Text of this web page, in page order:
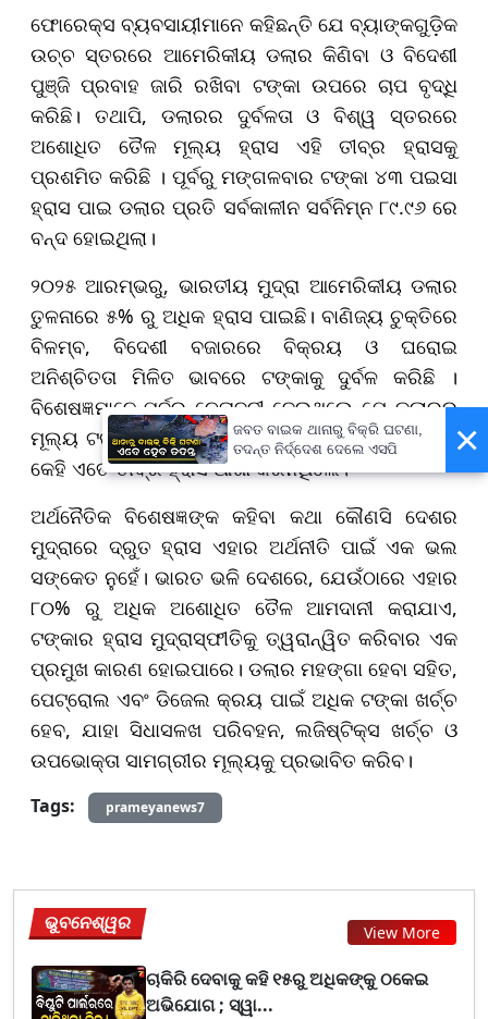
ଫୋରେକ୍ସ ବ୍ୟବସାୟୀମାନେ କହିଛନ୍ତି ଯେ ବ୍ୟାଙ୍କଗୁଡ଼ିକ
ଉଚ୍ଚ ସ୍ତରରେ ଆମେରିକୀୟ ଡଲାର କିଣିବା ଓ ବିଦେଶୀ
ପୁଞ୍ଜି ପ୍ରବାହ ଜାରି ରଖିବା ଟଙ୍କା ଉପରେ ଚାପ ବୃଦ୍ଧି
କରିଛି। ତଥାପି, ଡଲାରର ଦୁର୍ବଳତା ଓ ବିଶ୍ୱ ସ୍ତରରେ
ଅଶୋଧିତ ତୈଳ ମୂଲ୍ୟ ହ୍ରାସ ଏହି ତୀବ୍ର ହ୍ରାସକୁ
ପ୍ରଶମିତ କରିଛି । ପୂର୍ବରୁ ମଙ୍ଗଳବାର ଟଙ୍କା ୪୩ ପଇସା
ହ୍ରାସ ପାଇ ଡଲାର ପ୍ରତି ସର୍ବକାଳୀନ ସର୍ବନିମ୍ନ ୮୯.୯୬ ରେ
ବନ୍ଦ ହୋଇଥିଲା।
୨୦୨୫ ଆରମ୍ଭରୁ, ଭାରତୀୟ ମୁଦ୍ରା ଆମେରିକୀୟ ଡଲାର
ତୁଳନାରେ ୫% ରୁ ଅଧିକ ହ୍ରାସ ପାଇଛି। ବାଣିଜ୍ୟ ଚୁକ୍ତିରେ
ବିଳମ୍ବ, ବିଦେଶୀ ବଜାରରେ ବିକ୍ରୟ ଓ ଘରୋଇ
ଅନିଶ୍ଚିତତା ମିଳିତ ଭାବରେ ଟଙ୍କାକୁ ଦୁର୍ବଳ କରିଛି ।
ବିଶେଷଜ୍ଞମାନେ ପୂର୍ବରୁ ଚେତାବନୀ ଦେଇଥିଲେ ଯେ ଡଲାରର
ମୂଲ୍ୟ ଟଙ୍କା ତୁଳନାରେ ୯୦ ଅତିକ୍ରମ କରିପାରେ। କିନ୍ତୁ
କେହି ଏତେ ତୀବ୍ର ହ୍ରାସ ଆଶା କରିନଥିଲେ।
ଅର୍ଥନୈତିକ ବିଶେଷଜ୍ଞଙ୍କ କହିବା କଥା କୌଣସି ଦେଶର
ମୁଦ୍ରାରେ ଦ୍ରୁତ ହ୍ରାସ ଏହାର ଅର୍ଥନୀତି ପାଇଁ ଏକ ଭଲ
ସଙ୍କେତ ନୁହେଁ। ଭାରତ ଭଳି ଦେଶରେ, ଯେଉଁଠାରେ ଏହାର
୮୦% ରୁ ଅଧିକ ଅଶୋଧିତ ତୈଳ ଆମଦାନୀ କରାଯାଏ,
ଟଙ୍କାର ହ୍ରାସ ମୁଦ୍ରାସ୍ଫୀତିକୁ ତ୍ୱରାନ୍ୱିତ କରିବାର ଏକ
ପ୍ରମୁଖ କାରଣ ହୋଇପାରେ। ଡଲାର ମହଙ୍ଗା ହେବା ସହିତ,
ପେଟ୍ରୋଲ ଏବଂ ଡିଜେଲ କ୍ରୟ ପାଇଁ ଅଧିକ ଟଙ୍କା ଖର୍ଚ୍ଚ
ହେବ, ଯାହା ସିଧାସଳଖ ପରିବହନ, ଲଜିଷ୍ଟିକ୍ସ ଖର୍ଚ୍ଚ ଓ
ଉପଭୋକ୍ତା ସାମଗ୍ରୀର ମୂଲ୍ୟକୁ ପ୍ରଭାବିତ କରିବ।
Tags: prameyanews7
ଭୁବନେଶ୍ୱର View More
ଚାକିରି ଦେବାକୁ କହି ୧୫ରୁ ଅଧିକଙ୍କୁ ଠକେଇ
ଅଭିଯୋଗ ; ସ୍ୱା...
×
ଜବତ ବାଇକ ଥାନାରୁ ବିକ୍ରି ଘଟଣା,
ତଦନ୍ତ ନିର୍ଦ୍ଦେଶ ଦେଲେ ଏସପି